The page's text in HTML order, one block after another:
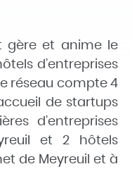
gère et anime le
d’entreprises
réseau compte 4
de startups
d’entreprises
et 2 hôtels
de Meyreuil et à